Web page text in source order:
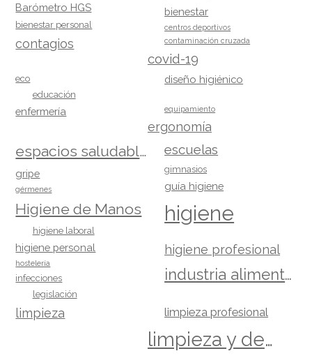
Barómetro HGS bienestar
bienestar personal centros deportivos
contagios contaminación cruzada
covid-19
diseño higiénico
eco
educación
enfermería equipamiento
ergonomía
escuelas
espacios saludables
gimnasios
gripe
guía higiene
gérmenes
higiene
Higiene de Manos
higiene laboral
higiene personal higiene profesional
hostelería
industria alimentaria
infecciones
legislación
limpieza limpieza profesional
limpieza y desinfección